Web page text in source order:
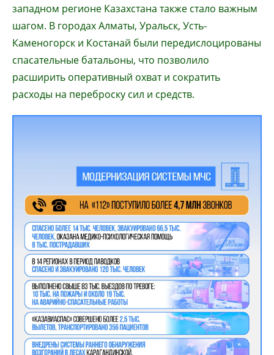
западном регионе Казахстана также стало важным
шагом. В городах Алматы, Уральск, Усть-
Каменогорск и Костанай были передислоцированы
спасательные батальоны, что позволило
расширить оперативный охват и сократить
расходы на переброску сил и средств.